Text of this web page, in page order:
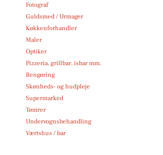
Fotograf
Guldsmed / Urmager
Køkkenforhandler
Maler
Optiker
Pizzeria, grillbar, isbar mm.
Rengøring
Skønheds- og hudpleje
Supermarked
Tømrer
Undervognsbehandling
Værtshus / bar